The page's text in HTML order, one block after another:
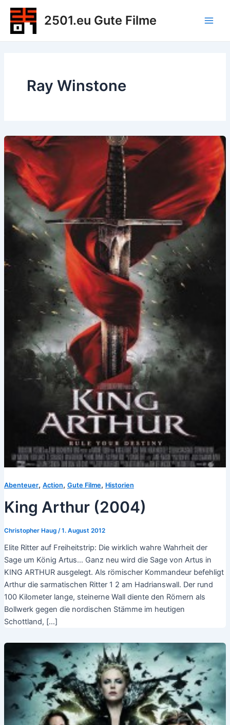
Zum
Inhalt
springen
2501.eu Gute Filme
Ray Winstone
Abenteuer, Action, Gute Filme, Historien
King Arthur (2004)
Christopher Haug /1. August 2012
Elite Ritter auf Freiheitstrip: Die wirklich wahre Wahrheit der
Sage um König Artus… Ganz neu wird die Sage von Artus in
KING ARTHUR ausgelegt. Als römischer Kommandeur befehligt
Arthur die sarmatischen Ritter 1 2 am Hadrianswall. Der rund
100 Kilometer lange, steinerne Wall diente den Römern als
Bollwerk gegen die nordischen Stämme im heutigen
Schottland, […]